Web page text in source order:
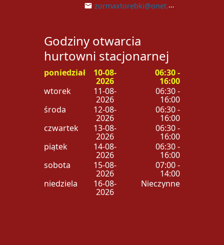
zormaxtorebki@onet.pl
Godziny otwarcia
hurtowni stacjonarnej
poniedziałek10-08-
2026
06:30 -
16:00
wtorek
11-08-
2026
06:30 -
16:00
środa
12-08-
2026
06:30 -
16:00
czwartek
13-08-
2026
06:30 -
16:00
piątek
14-08-
2026
06:30 -
16:00
sobota
15-08-
2026
07:00 -
14:00
niedziela
16-08-
2026
Nieczynne